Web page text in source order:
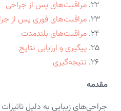
مراقبت‌های پس از جراحی
مراقبت‌های فوری پس از
مراقبت‌های بلندمدت
پیگیری و ارزیابی نتایج
نتیجه‌گیری
مقدمه
جراحی‌های زیبایی به دلیل